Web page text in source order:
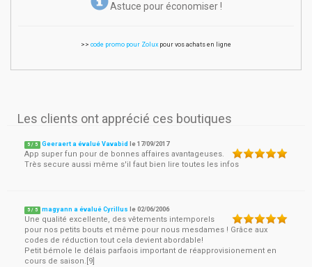
Astuce pour économiser !
>> code promo pour Zolux pour vos achats en ligne
Les clients ont apprécié ces boutiques
5 / 5 Geeraert a évalué Vavabid le17/09/2017
App super fun pour de bonnes affaires avantageuses.
Très secure aussi même s'il faut bien lire toutes les infos
5 / 5 magyann a évalué Cyrillus le02/06/2006
Une qualité excellente, des vêtements intemporels
pour nos petits bouts et même pour nous mesdames ! Grâce aux
codes de réduction tout cela devient abordable!
Petit bémole le délais parfaois important de réapprovisionement en
cours de saison.[9]